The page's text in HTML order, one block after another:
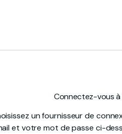
Connectez-vous
un fournisseur de
et votre mot de passe ci-